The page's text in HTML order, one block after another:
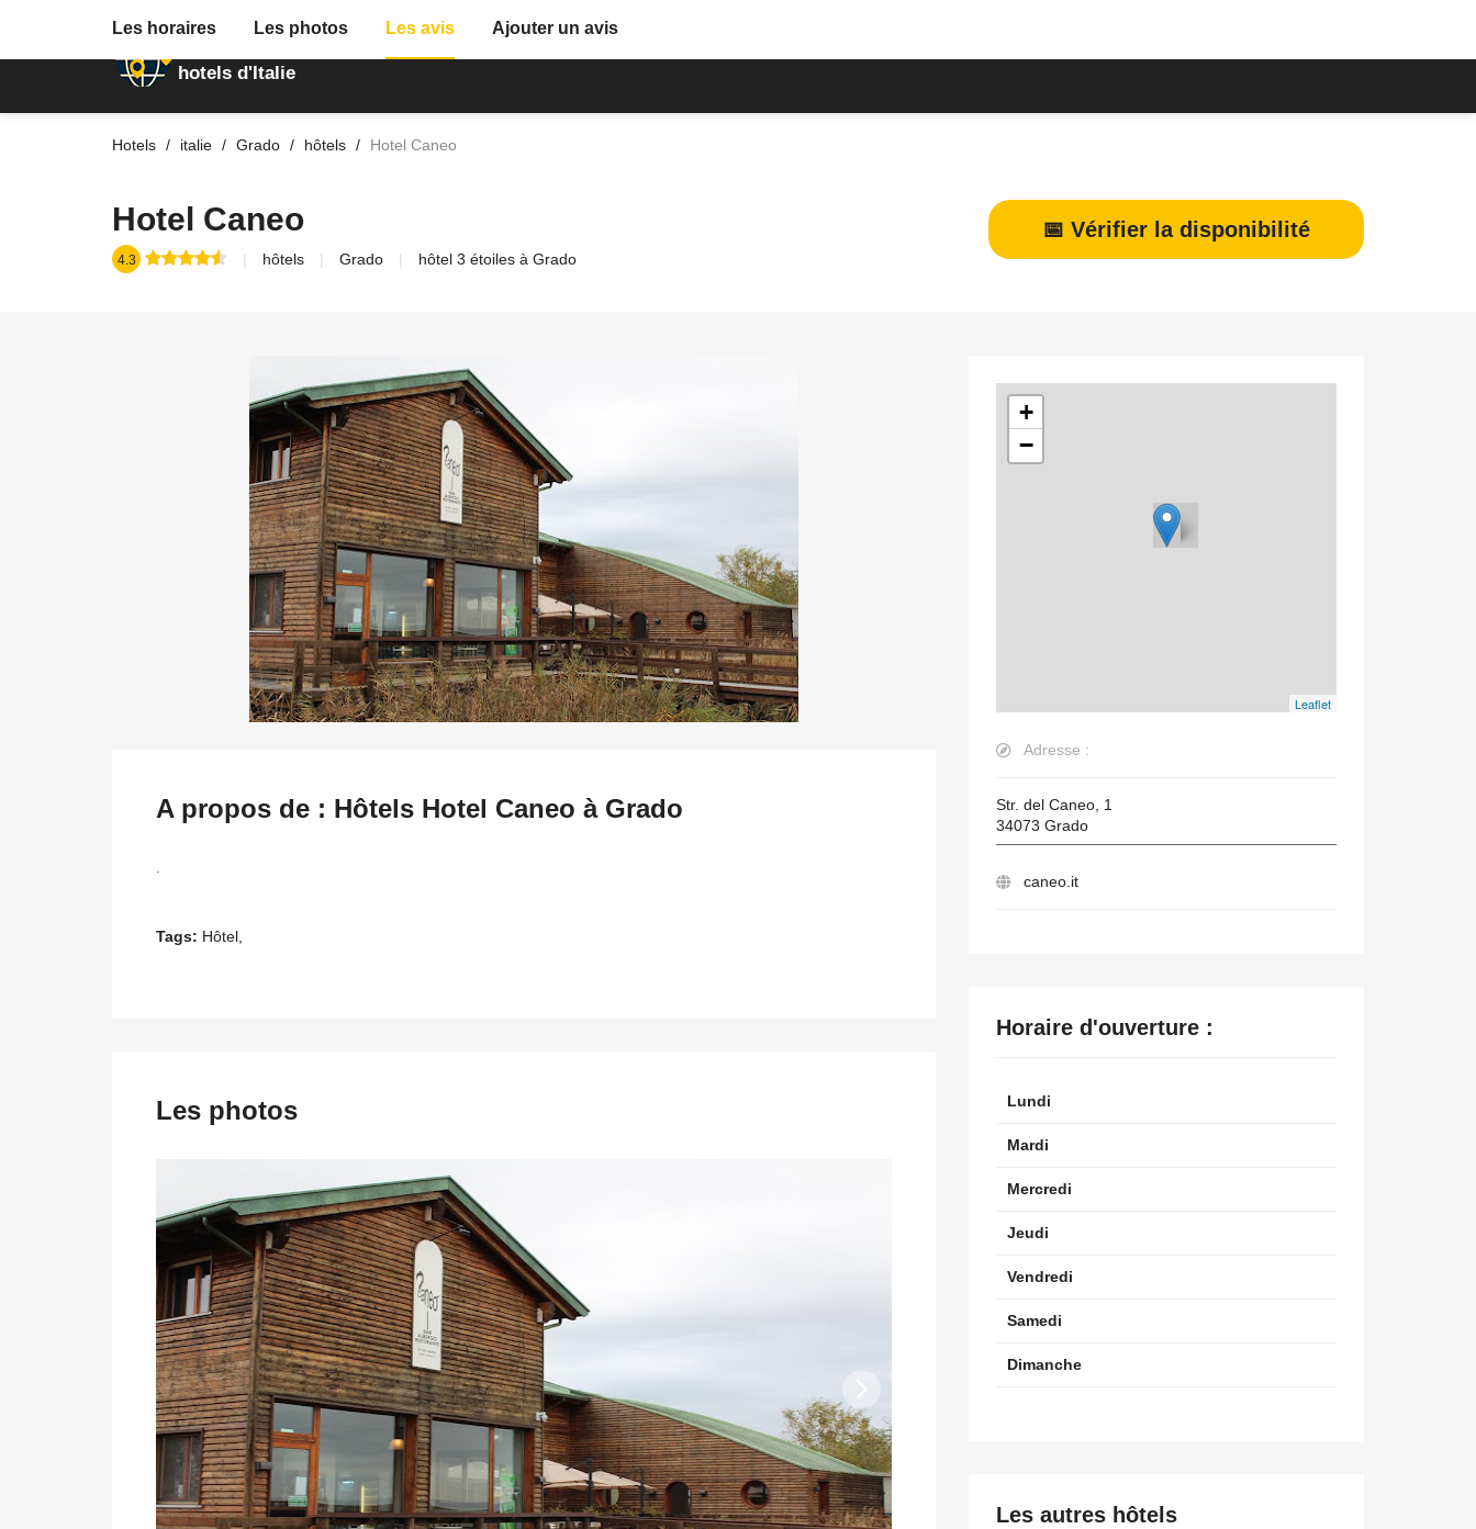
Annuaire des
hotels d'Italie
Hotels italie Grado hôtels Hotel Caneo
Hotel Caneo
4.3 hôtels Grado hôtel 3 étoiles à Grado
📅 Vérifier la disponibilité
Les horaires Les photos Les avis Ajouter un avis
A propos de : Hôtels Hotel Caneo à Grado
Tags: Hôtel,
Les photos
+
−
Leaflet
Adresse :
Str. del Caneo, 1
34073 Grado
caneo.it
Horaire d'ouverture :
Lundi
Mardi
Mercredi
Jeudi
Vendredi
Samedi
Dimanche
Les autres hôtels